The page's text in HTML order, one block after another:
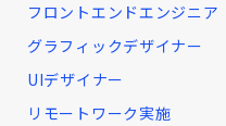
フロントエンドエンジニア
グラフィックデザイナー
UIデザイナー
リモートワーク実施